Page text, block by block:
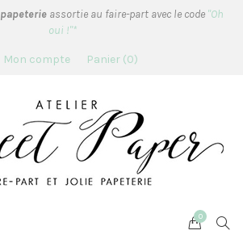
papeterie assortie au faire-part avec le code "Oh
oui !"*
Mon compte Panier 0
Cart
0